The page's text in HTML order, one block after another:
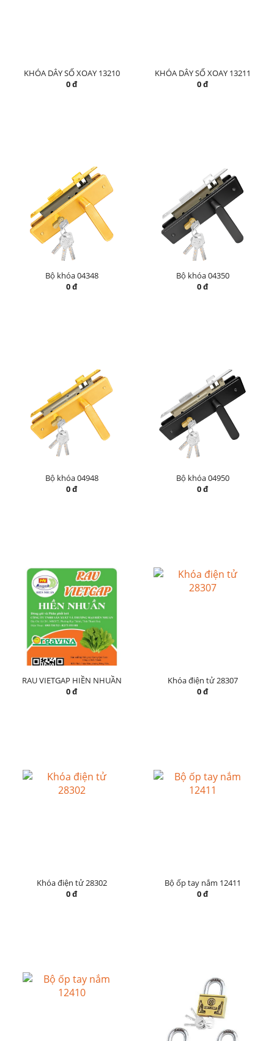
KHÓA DÂY SỐ XOAY 13210
0 đ
KHÓA DÂY SỐ XOAY 13211
0 đ
Bộ khóa 04348
0 đ
Bộ khóa 04350
0 đ
Bộ khóa 04948
0 đ
Bộ khóa 04950
0 đ
RAU VIETGAP HIỀN NHUẦN
0 đ
Khóa điện tử 28307
0 đ
Khóa điện tử 28302
0 đ
Bộ ốp tay nắm 12411
0 đ